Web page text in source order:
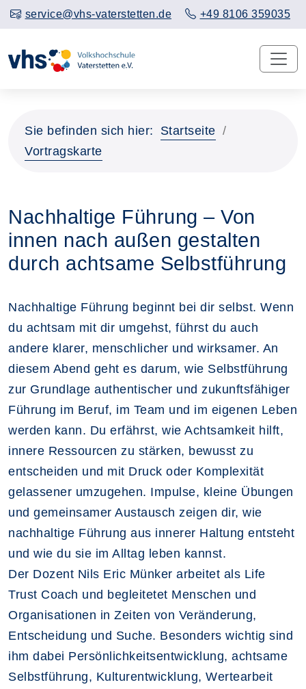
service@vhs-vaterstetten.de +49 8106 359035
Sie befinden sich hier:
Startseite
Vortragskarte
Nachhaltige Führung – Von
innen nach außen gestalten
durch achtsame Selbstführung
Nachhaltige Führung beginnt bei dir selbst. Wenn
du achtsam mit dir umgehst, führst du auch
andere klarer, menschlicher und wirksamer. An
diesem Abend geht es darum, wie Selbstführung
zur Grundlage authentischer und zukunftsfähiger
Führung im Beruf, im Team und im eigenen Leben
werden kann. Du erfährst, wie Achtsamkeit hilft,
innere Ressourcen zu stärken, bewusst zu
entscheiden und mit Druck oder Komplexität
gelassener umzugehen. Impulse, kleine Übungen
und gemeinsamer Austausch zeigen dir, wie
nachhaltige Führung aus innerer Haltung entsteht
und wie du sie im Alltag leben kannst.
Der Dozent Nils Eric Münker arbeitet als Life
Trust Coach und begleitetet Menschen und
Organisationen in Zeiten von Veränderung,
Entscheidung und Suche. Besonders wichtig sind
ihm dabei Persönlichkeitsentwicklung, achtsame
Selbstführung, Kulturentwicklung, Wertearbeit